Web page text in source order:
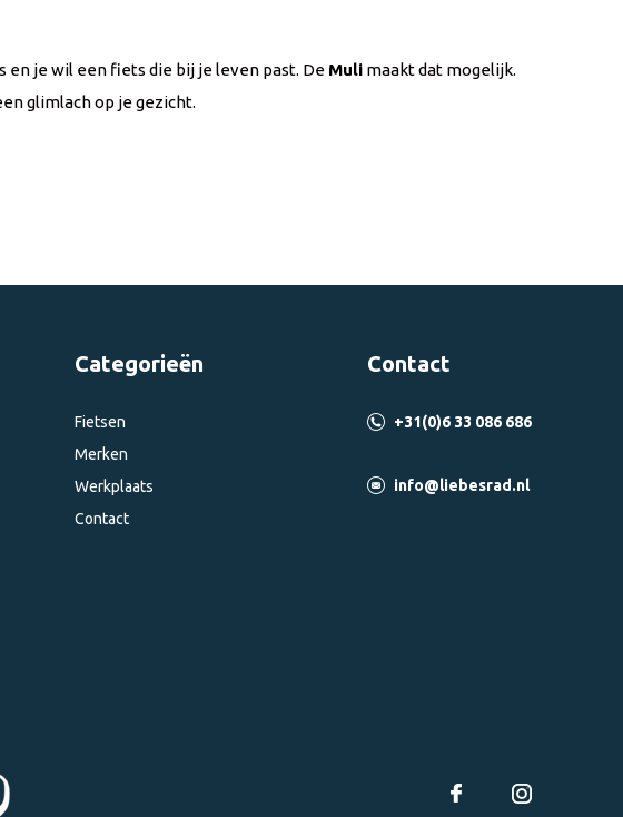
en je wil een fiets die bij je leven past. De Muli maakt dat mogelijk.
glimlach op je gezicht.
Categorieën
Fietsen
Merken
Werkplaats
Contact
Contact
+31(0)6 33 086 686
info@liebesrad.nl